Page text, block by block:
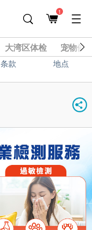
1
大湾区体检 宠物健
条款 地点